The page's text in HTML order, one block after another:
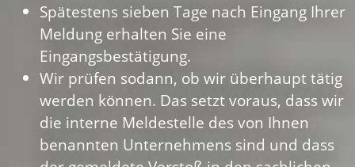
Spätestens sieben Tage nach Eingang Ihrer
Meldung erhalten Sie eine
Eingangsbestätigung.
Wir prüfen sodann, ob wir überhaupt tätig
werden können. Das setzt voraus, dass wir
die interne Meldestelle des von Ihnen
benannten Unternehmens sind und dass